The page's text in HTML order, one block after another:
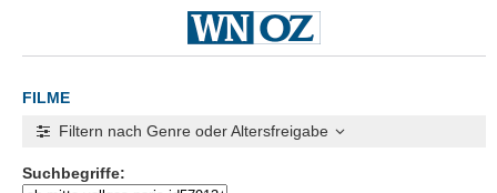
FILME
Filtern nach Genre oder Altersfreigabe
Suchbegriffe: